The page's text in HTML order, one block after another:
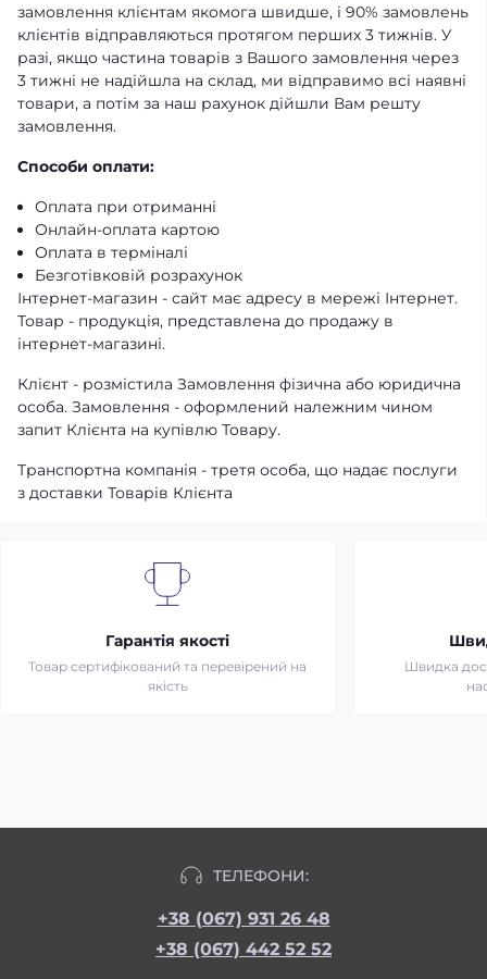
замовлення клієнтам якомога швидше, і 90% замовлень
клієнтів відправляються протягом перших 3 тижнів. У
разі, якщо частина товарів з Вашого замовлення через
3 тижні не надійшла на склад, ми відправимо всі наявні
товари, а потім за наш рахунок дійшли Вам решту
замовлення.
Способи оплати:
Оплата при отриманні
Онлайн-оплата картою
Оплата в терміналі
Безготівковій розрахунок
Інтернет-магазин - сайт має адресу в мережі Інтернет.
Товар - продукція, представлена ​​до продажу в
інтернет-магазині.
Клієнт - розмістила Замовлення фізична або юридична
особа. Замовлення - оформлений належним чином
запит Клієнта на купівлю Товару.
Транспортна компанія - третя особа, що надає послуги
з доставки Товарів Клієнта
Гарантія якості
Товар сертифікований та перевірений на
якість
Швидка
ТЕЛЕФОНИ:
+38 (067) 931 26 48
+38 (067) 442 52 52